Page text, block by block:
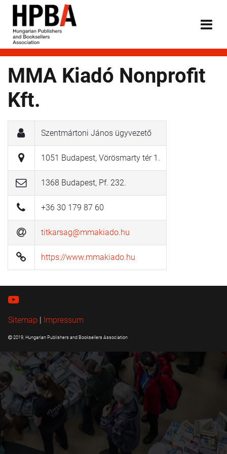
MMA Kiadó Nonprofit
Kft.
Szentmártoni János ügyvezető
1051 Budapest, Vörösmarty tér 1.
1368 Budapest, Pf. 232.
+36 30 179 87 60
titkarsag@mmakiado.hu
https://www.mmakiado.hu
Sitemap | Impressum
2019, Hungarian Publishers and Booksellers Association